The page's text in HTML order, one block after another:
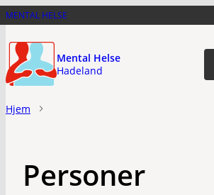
Hopp
hovedinnhold
MENTAL HELSE
Mental Helse
Hadeland
Hjem
Personer